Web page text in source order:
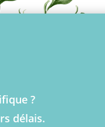
?
délais.